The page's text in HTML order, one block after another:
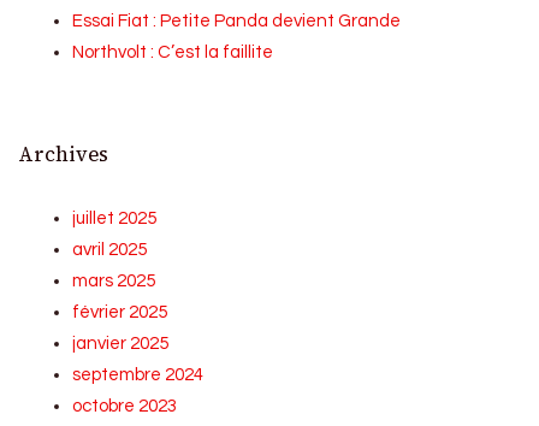
Essai Fiat : Petite Panda devient Grande
Northvolt : C’est la faillite
Archives
juillet 2025
avril 2025
mars 2025
février 2025
janvier 2025
septembre 2024
octobre 2023